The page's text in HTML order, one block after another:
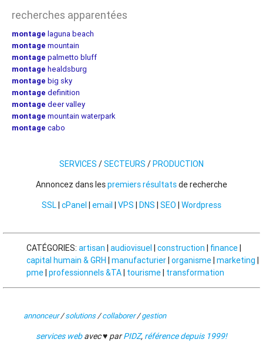
recherches apparentées
montage laguna beach
montage mountain
montage palmetto bluff
montage healdsburg
montage big sky
montage definition
montage deer valley
montage mountain waterpark
montage cabo
SERVICES /SECTEURS /PRODUCTION
Annoncez dans lespremiers résultatsde recherche
SSL| cPanel | email | VPS | DNS | SEO | Wordpress
CATÉGORIES: artisan | audiovisuel | construction | finance|
capital humain & GRH | manufacturier| organisme| marketing |
pme| professionnels &TA| tourisme| transformation
annonceur/solutions/collaborer/gestion
services webavec ♥ parPIDZ, référence depuis 1999!